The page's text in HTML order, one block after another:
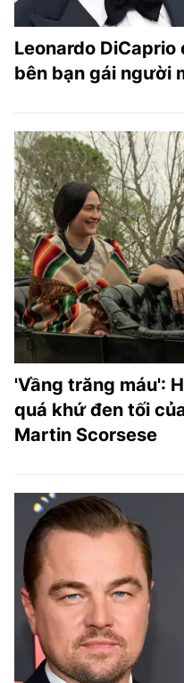
Leonardo
bên bạn gái người
'Vầng trăng máu':
quá khứ đen tối
Martin Scorsese